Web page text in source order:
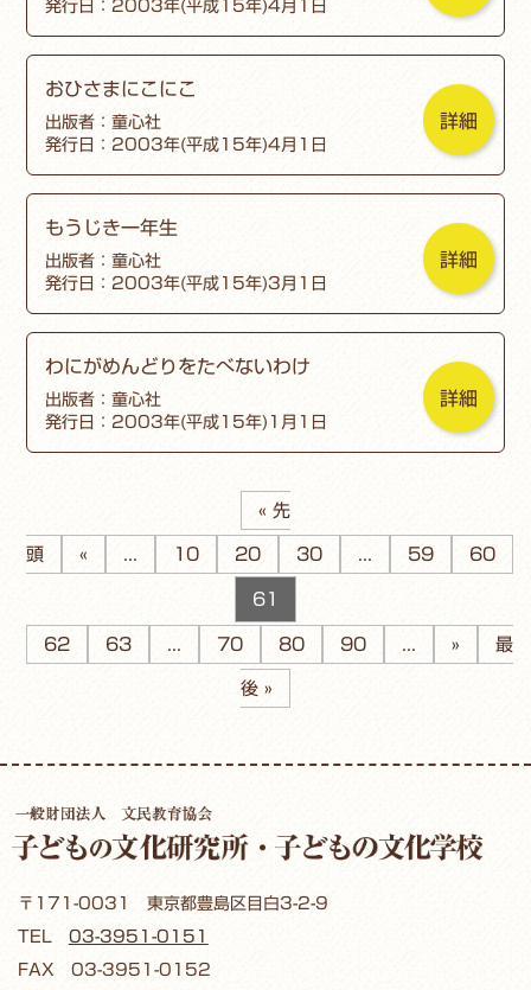
発行日：2003年(平成15年)4月1日
おひさまにこにこ
出版者：童心社
発行日：2003年(平成15年)4月1日
詳細
もうじき一年生
出版者：童心社
発行日：2003年(平成15年)3月1日
詳細
わにがめんどりをたべないわけ
出版者：童心社
発行日：2003年(平成15年)1月1日
詳細
« 先
頭 « 10 20 30 59 60
61
62 63 70 80 90 » 最
後 »
〒171-0031 東京都豊島区目白3-2-9
TEL 03-3951-0151
FAX 03-3951-0152